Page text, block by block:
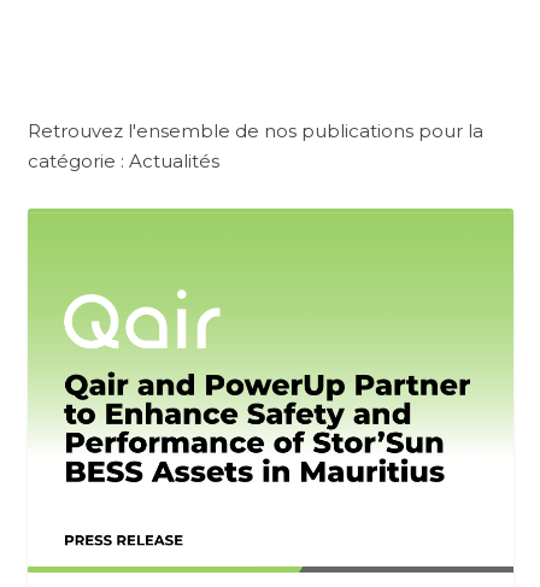
Retrouvez l'ensemble de nos publications pour la
catégorie : Actualités